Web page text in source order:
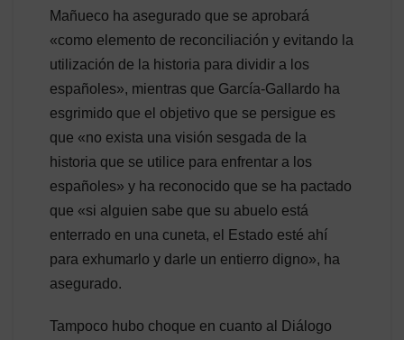
Mañueco ha asegurado que se aprobará
«como elemento de reconciliación y evitando la
utilización de la historia para dividir a los
españoles», mientras que García-Gallardo ha
esgrimido que el objetivo que se persigue es
que «no exista una visión sesgada de la
historia que se utilice para enfrentar a los
españoles» y ha reconocido que se ha pactado
que «si alguien sabe que su abuelo está
enterrado en una cuneta, el Estado esté ahí
para exhumarlo y darle un entierro digno», ha
asegurado.
Tampoco hubo choque en cuanto al Diálogo